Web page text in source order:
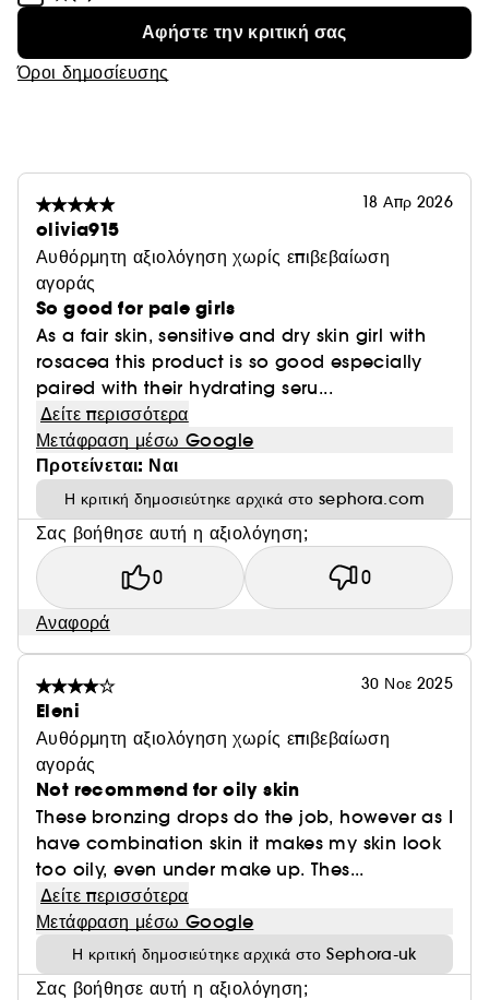
Αφήστε την κριτική σας
Όροι δημοσίευσης
18 Απρ 2026
olivia915
Αυθόρμητη αξιολόγηση χωρίς επιβεβαίωση
αγοράς
So good for pale girls
As a fair skin, sensitive and dry skin girl with
rosacea this product is so good especially
paired with their hydrating seru...
Δείτε περισσότερα
Μετάφραση μέσω Google
Προτείνεται: Ναι
Η κριτική δημοσιεύτηκε αρχικά στο sephora.com
Σας βοήθησε αυτή η αξιολόγηση;
0 0
Αναφορά
30 Νοε 2025
Eleni
Αυθόρμητη αξιολόγηση χωρίς επιβεβαίωση
αγοράς
Not recommend for oily skin
These bronzing drops do the job, however as I
have combination skin it makes my skin look
too oily, even under make up. Thes...
Δείτε περισσότερα
Μετάφραση μέσω Google
Η κριτική δημοσιεύτηκε αρχικά στο Sephora-uk
Σας βοήθησε αυτή η αξιολόγηση;